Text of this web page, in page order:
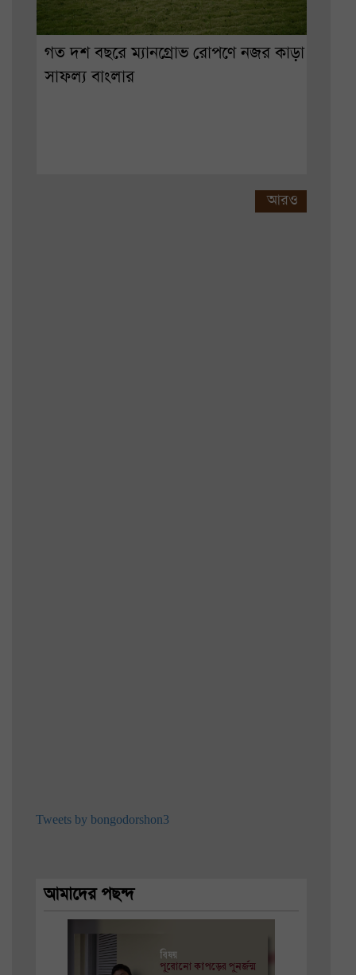
গত দশ বছরে ম্যানগ্রোভ রোপণে নজর কাড়া
সাফল্য বাংলার
আরও
Tweets by bongodorshon3
আমাদের পছন্দ